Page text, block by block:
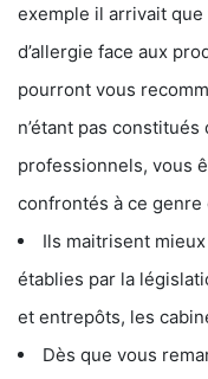
exemple il arrivait
d’allergie face aux
pourront vous
n’étant pas
professionnels, vous
confrontés à ce genre
Ils maitrisent
établies par la
et entrepôts, les
Dès que vous